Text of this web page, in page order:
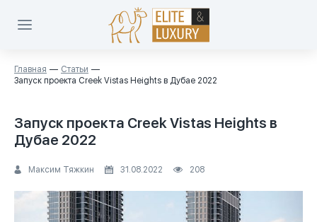
Главная
Статьи
Запуск проекта Creek Vistas Heights в Дубае 2022
Запуск проекта Creek Vistas Heights в
Дубае 2022
Максим Тяжкин 31.08.2022 208